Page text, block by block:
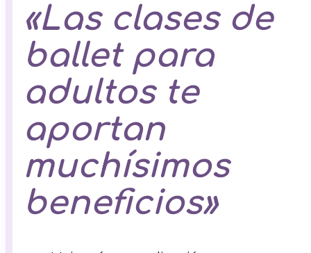
«Las clases de
ballet para
adultos te
aportan
muchísimos
beneficios»